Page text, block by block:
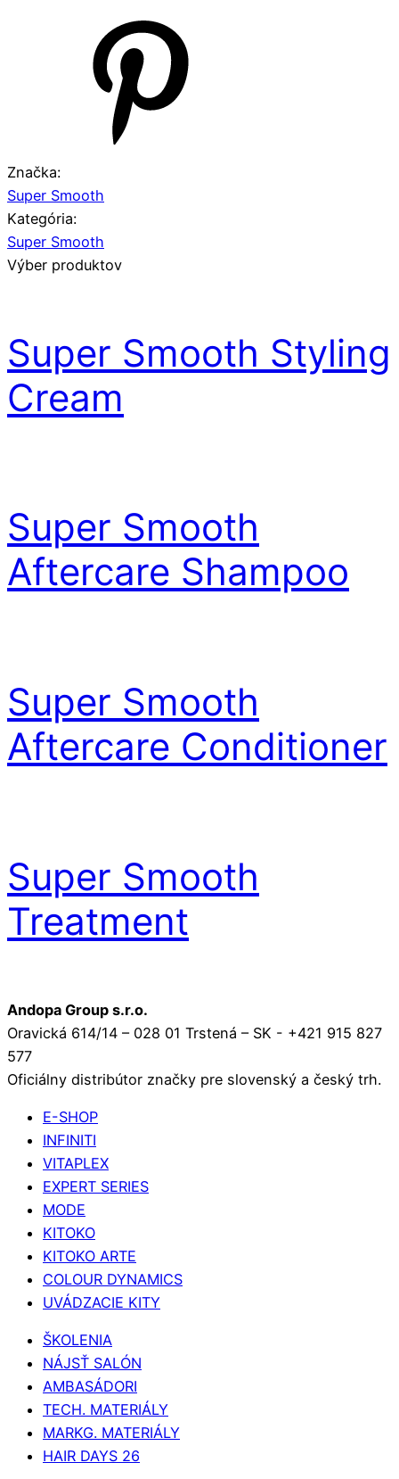
Značka:
Super Smooth
Kategória:
Super Smooth
Výber produktov
Super Smooth Styling
Cream
Super Smooth
Aftercare Shampoo
Super Smooth
Aftercare Conditioner
Super Smooth
Treatment
Andopa Group s.r.o.
Oravická 614/14 – 028 01 Trstená – SK - +421 915 827
577
Oficiálny distribútor značky pre slovenský a český trh.
E-SHOP
INFINITI
VITAPLEX
EXPERT SERIES
MODE
KITOKO
KITOKO ARTE
COLOUR DYNAMICS
UVÁDZACIE KITY
ŠKOLENIA
NÁJSŤ SALÓN
AMBASÁDORI
TECH. MATERIÁLY
MARKG. MATERIÁLY
HAIR DAYS 26